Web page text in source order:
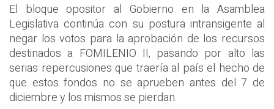
El bloque opositor al Gobierno en la Asamblea
Legislativa continúa con su postura intransigente al
negar los votos para la aprobación de los recursos
destinados a FOMILENIO II, pasando por alto las
serias repercusiones que traería al país el hecho de
que estos fondos no se aprueben antes del 7 de
diciembre y los mismos se pierdan.